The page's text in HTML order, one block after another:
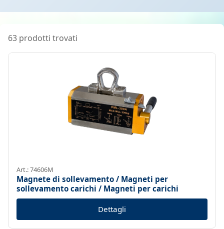
63 prodotti trovati
Art.: 74606M
Magnete di sollevamento / Magneti per
sollevamento carichi / Magneti per carichi
Dettagli